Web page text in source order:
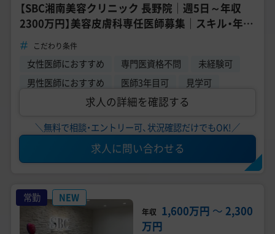
【SBC湘南美容クリニック 長野院｜週5日～年収
2300万円】美容皮膚科専任医師募集｜スキル・年収
アップ｜直美面接可能｜週4日勤務OK
こだわり条件
女性医師におすすめ 専門医資格不問
未経験可
男性医師におすすめ
医師3年目可 見学可
求人の詳細を確認する
＼無料で相談・エントリー可、状況確認だけでもOK!／
求人に問い合わせる
常勤 NEW
年収 1,600万円 〜 2,300
万円